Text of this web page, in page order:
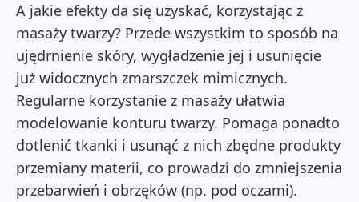
A jakie efekty da się uzyskać, korzystając z
masaży twarzy? Przede wszystkim to sposób na
ujędrnienie skóry, wygładzenie jej i usunięcie
już widocznych zmarszczek mimicznych.
Regularne korzystanie z masaży ułatwia
modelowanie konturu twarzy. Pomaga ponadto
dotlenić tkanki i usunąć z nich zbędne produkty
przemiany materii, co prowadzi do zmniejszenia
przebarwień i obrzęków (np. pod oczami).